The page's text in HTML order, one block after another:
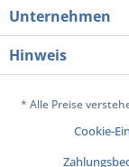
Unternehmen
Hinweis
* Alle Preise
Cookie-